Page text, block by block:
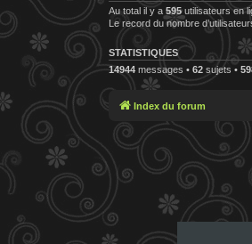
Au total il y a 595utilisateurs en
Le record du nombre
STATISTIQUES
14944 messages • 62 sujets •
Index du forum